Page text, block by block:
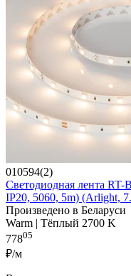
010594(2)
Светодиодная лента RT-
IP20, 5060, 5m) (Arlight,
Произведено в Беларуси
Warm | Тёплый 2700 K
77805
₽/м